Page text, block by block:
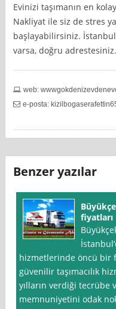
Evinizi taşımanın en
Nakliyat ile siz de stres
başlayabilirsiniz.
varsa, doğru adrestesiniz.
web:
e-posta:
Benzer yazılar
fiyatları
hizmetlerinde öncü bir
güvenilir taşımacılık
yılların verdiği tecrübe
memnuniyetini odak